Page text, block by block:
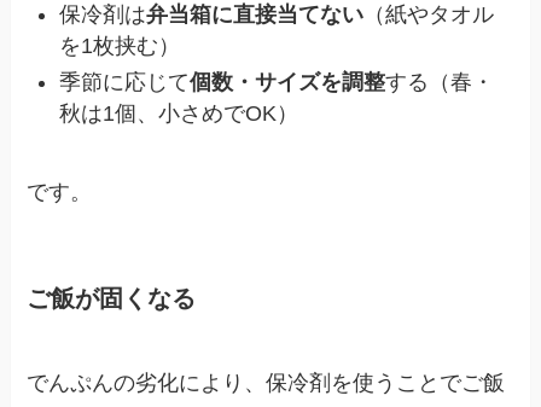
保冷剤は弁当箱に直接当てない （紙やタオル
を1枚挟む）
季節に応じて個数・サイズを調整する（春・
秋は1個、小さめでOK）
です。
ご飯が固くなる
でんぷんの劣化により、保冷剤を使うことでご飯